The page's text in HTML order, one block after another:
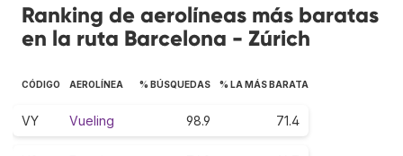
Ranking de aerolíneas más baratas
en la ruta Barcelona - Zúrich
CÓDIGO AEROLÍNEA % BÚSQUEDAS % LA MÁS BARATA
VY Vueling 98.9 71.4